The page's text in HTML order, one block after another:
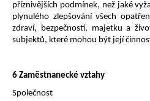
příznivějších podmínek, než jaké
plynulého zlepšování všech
zdraví, bezpečnosti, majetku a
subjektů, které mohou být její
6 Zaměstnanecké vztahy
Společnost